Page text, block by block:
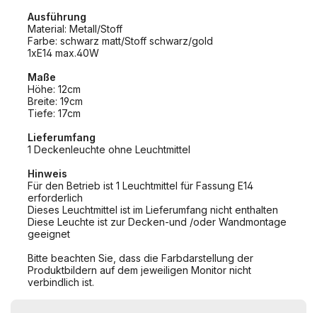
Ausführung
Material: Metall/Stoff
Farbe: schwarz matt/Stoff schwarz/gold
1xE14 max.40W
Maße
Höhe: 12cm
Breite: 19cm
Tiefe: 17cm
Lieferumfang
1 Deckenleuchte ohne Leuchtmittel
Hinweis
Für den Betrieb ist 1 Leuchtmittel für Fassung E14
erforderlich
Dieses Leuchtmittel ist im Lieferumfang nicht enthalten
Diese Leuchte ist zur Decken-und /oder Wandmontage
geeignet
Bitte beachten Sie, dass die Farbdarstellung der
Produktbildern auf dem jeweiligen Monitor nicht
verbindlich ist.